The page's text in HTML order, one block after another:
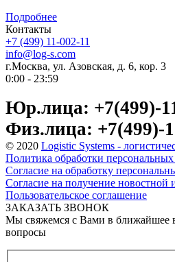
Подробнее
Контакты
+7 (499) 11-002-11
info@log-s.com
г.Москва, ул. Азовская, д. 6, кор. 3
0:00 - 23:59
Юр.лица: +7(499)-
Физ.лица: +7(499)-
© 2020 Logistic Systems -
Политика обработки
Согласие на обработку
Согласие на получение новостной
Пользовательское соглашение
ЗАКАЗАТЬ ЗВОНОК
Мы свяжемся с Вами в ближайшее
вопросы